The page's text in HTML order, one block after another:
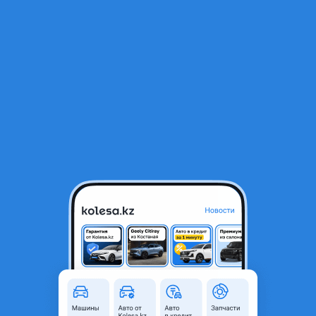
Стойки амортизаторы в сборе камри 50 Америка SE
Астана, Акмолинская